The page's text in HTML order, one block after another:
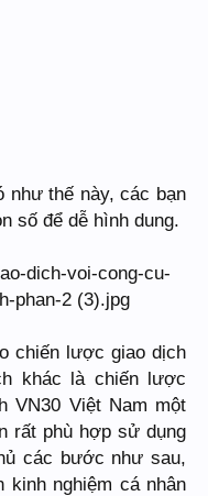
như thế này, các bạn
số để dễ hình dung.
chiến lược giao dịch
khác là chiến lược
VN30 Việt Nam một
rất phù hợp sử dụng
các bước như sau,
nghiệm cá nhân